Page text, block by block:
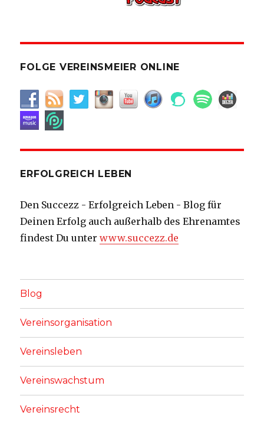
FOLGE VEREINSMEIER ONLINE
ERFOLGREICH LEBEN
Den Succezz - Erfolgreich Leben - Blog für
Deinen Erfolg auch außerhalb des Ehrenamtes
findest Du unterwww.succezz.de
Blog
Vereinsorganisation
Vereinsleben
Vereinswachstum
Vereinsrecht